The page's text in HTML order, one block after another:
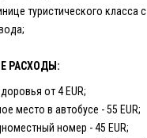
туристического класса
РАСХОДЫ:
от 4 EUR;
место в автобусе - 55 EUR;
номер - 45 EUR;